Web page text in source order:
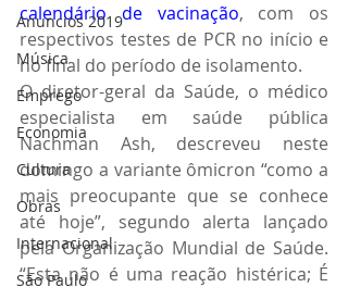
Anuncios 2019
Música
Emprego
Economia
Cultura
Obras
Internacional
São Paulo
calendário de vacinação, com os
respectivos testes de PCR no início e
no final do período de isolamento.
O diretor-geral da Saúde, o médico
especialista em saúde pública
Nachman Ash, descreveu neste
domingo a variante ômicron “como a
mais preocupante que se conhece
até hoje”, segundo alerta lançado
pela Organização Mundial de Saúde.
“Esta não é uma reação histérica; É